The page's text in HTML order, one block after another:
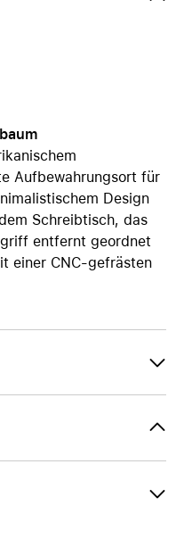
Aufbewahrungsort für
Design
Schreibtisch, das
entfernt geordnet
einer CNC-gefrästen